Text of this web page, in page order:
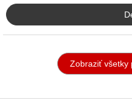
Zobraziť všetky